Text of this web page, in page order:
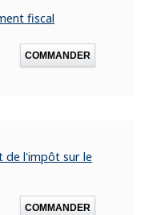
fiscal
COMMANDER
de l'impôt sur le
COMMANDER